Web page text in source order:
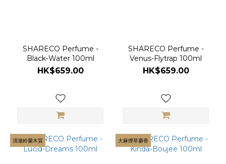
SHARECO Perfume -
Black-Water 100ml
HK$659.00
SHARECO Perfume -
Venus-Flytrap 100ml
HK$659.00
清澈鈴蘭木質 大麻煙草麝香